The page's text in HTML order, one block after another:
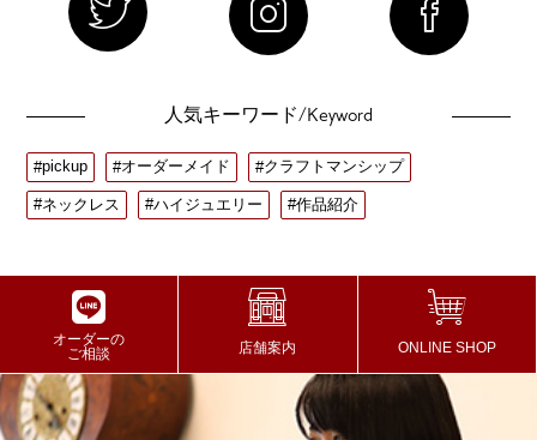
人気キーワード/Keyword
pickup オーダーメイド クラフトマンシップ
ネックレス ハイジュエリー 作品紹介
オーダーの
ご相談
店舗案内 ONLINE SHOP